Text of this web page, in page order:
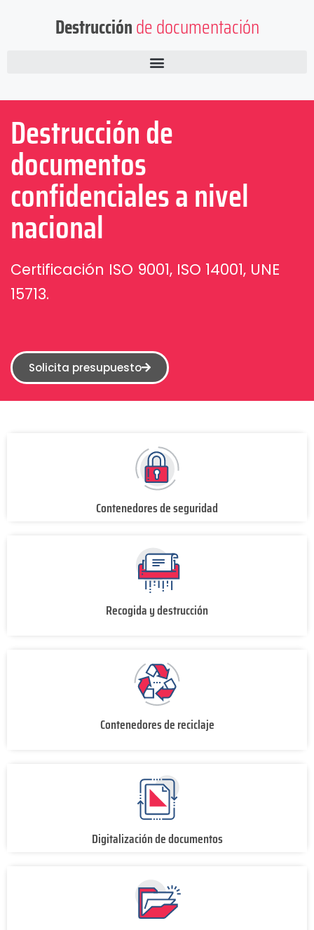
Destrucciónde documentación
Destrucción de
documentos
confidenciales a nivel
nacional
Certificación ISO 9001, ISO 14001, UNE
15713.
Solicita presupuesto
Contenedores de seguridad
Recogida y destrucción
Contenedores de reciclaje
Digitalización de documentos